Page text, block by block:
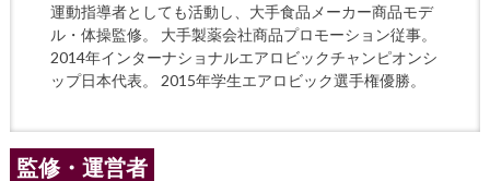
運動指導者としても活動し、大手食品メーカー商品モデ
ル・体操監修。 大手製薬会社商品プロモーション従事。
2014年インターナショナルエアロビックチャンピオンシ
ップ日本代表。 2015年学生エアロビック選手権優勝。
監修・運営者